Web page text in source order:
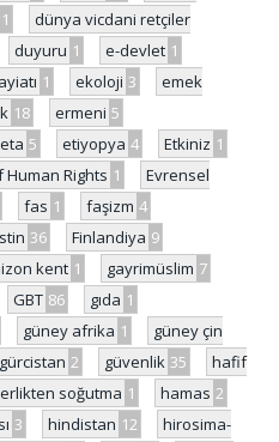
1
dünya vicdani retçiler
duyuru 1 e-devlet 1
1 ekoloji 3
emek
18 ermeni 5
eta 5 etiyopya 4 Etkiniz 1
Rights 1
Evrensel
fas 1 faşizm 4
36 Finlandiya 9
kent 1 gayrimüslim 7
GBT 86 gıda 1
güney afrika 1
güney çin
gürcistan 2 güvenlik 35
hafif
soğutma 1 hamas 2
3 hindistan 12
hirosima-